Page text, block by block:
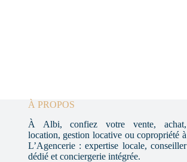
À PROPOS
À Albi, confiez votre vente, achat,
location, gestion locative ou copropriété à
L’Agencerie : expertise locale, conseiller
dédié et conciergerie intégrée.